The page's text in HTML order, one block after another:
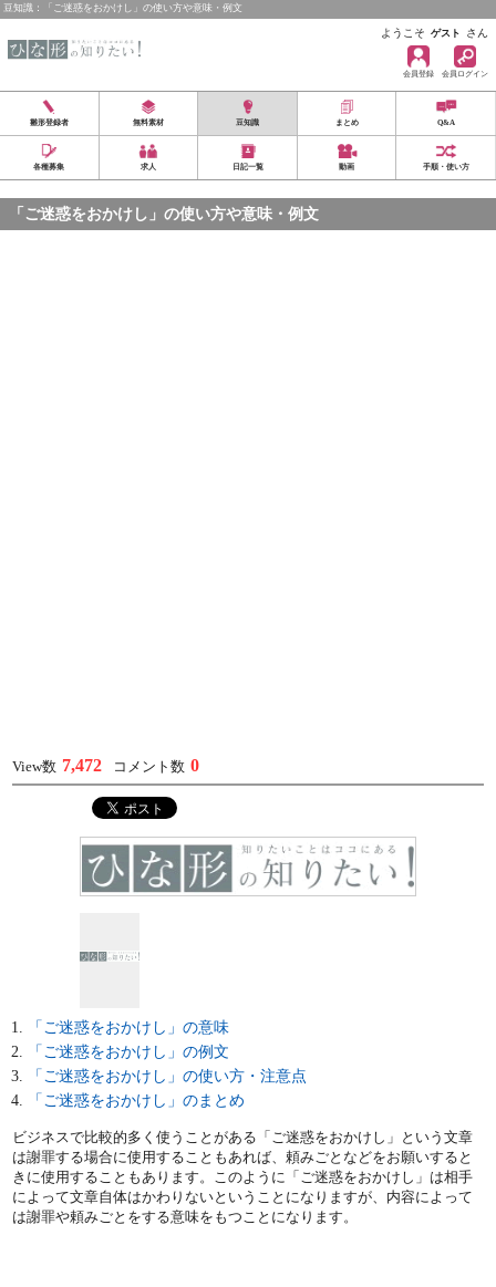
豆知識：「ご迷惑をおかけし」の使い方や意味・例文
ようこそ ゲスト さん
会員登録 会員ログイン
雛形登録者 無料素材 豆知識 まとめ Q&A
各種募集 求人 日記一覧 動画 手順・使い方
「ご迷惑をおかけし」の使い方や意味・例文
View数 7,472 コメント数 0
「ご迷惑をおかけし」の意味
「ご迷惑をおかけし」の例文
「ご迷惑をおかけし」の使い方・注意点
「ご迷惑をおかけし」のまとめ
ビジネスで比較的多く使うことがある「ご迷惑をおかけし」という文章
は謝罪する場合に使用することもあれば、頼みごとなどをお願いすると
きに使用することもあります。このように「ご迷惑をおかけし」は相手
によって文章自体はかわりないということになりますが、内容によって
は謝罪や頼みごとをする意味をもつことになります。